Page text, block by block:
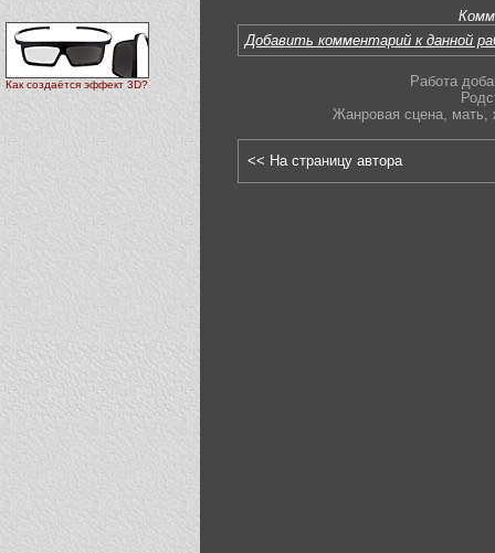
Как создаётся эффект 3D?
Добавить комментарий к данной
Работа
Жанровая сцена, мать,
<< На страницу автора